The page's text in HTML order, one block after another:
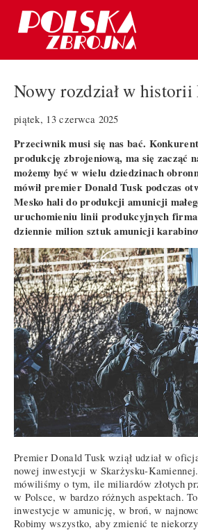
Nowy rozdział w historii
piątek, 13 czerwca 2025
Przeciwnik musi się nas bać.
produkcję zbrojeniową, ma się zacząć
możemy być w wielu dziedzinach
mówił premier Donald Tusk podczas
Mesko hali do produkcji amunicji
uruchomieniu linii produkcyjnych
dziennie milion sztuk amunicji
Premier Donald Tusk wziął udział w
nowej inwestycji w Skarżysku-
mówiliśmy o tym, ile miliardów złotych
w Polsce, w bardzo różnych aspektach.
inwestycje w amunicję, w broń, w
Robimy wszystko, aby zmienić te